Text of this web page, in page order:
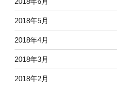
2018年5月
2018年4月
2018年3月
2018年2月